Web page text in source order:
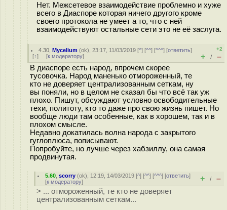
Нет. Межсетевое взаимодействие проблемно и хуже
всего в Диаспоре которая ничего другого кроме
своего протокола не умеет а то, что с ней
взаимодействуют остальные сети это не её заслуга.
4.30 ,Mycelium (ok), 23:17, 11/03/2019 [^] [^^] [^^^] [ответить]
[↑] [к модератору]
+2
+ / –
В диаспоре есть народ, впрочем скорее
тусовочка. Народ маненько отмороженный, те
кто не доверяет централизованным сеткам, ну
вы поняли, но в целом не сказал бы что всё так уж
плохо. Пишут, обсуждают условно освободительные
техи, политоту, кто то даже про свою жизнь пишет. Но
вообще люди там особенные, как в хорошем, так и в
плохом смысле.
Недавно докатилась волна народа с закрытого
гуглоплюса, пописывают.
Попробуйте, но лучше через хабзиллу, она самая
продвинутая.
5.60 ,scorry (ok), 12:19, 14/03/2019 [^] [^^] [^^^] [ответить]
[к модератору] + / –
> ... отмороженный, те кто не доверяет
централизованным сеткам...